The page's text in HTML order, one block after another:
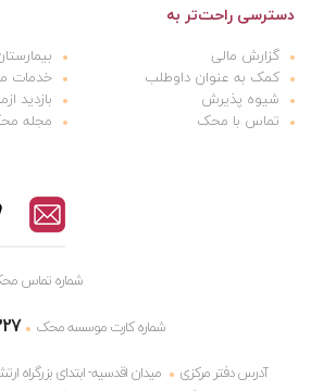
دسترسی راحت‌تر به
گزارش مالی
کمک به عنوان داوطلب
خدمات
شیوه پذیرش
بازدید
تماس با محک
مجله
شماره تماس
شماره کارت موسسه محک
آدرس دفتر مرکزی
میدان اقدسیه- ابتدای بزرگراه